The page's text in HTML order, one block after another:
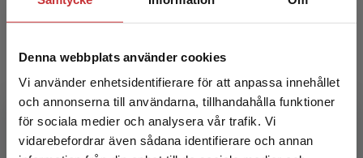
Denna webbplats använder cookies
Vi använder enhetsidentifierare för att anpassa innehållet
och annonserna till användarna, tillhandahålla funktioner
för sociala medier och analysera vår trafik. Vi
vidarebefordrar även sådana identifierare och annan
Begränsad fraktregion
Manifest